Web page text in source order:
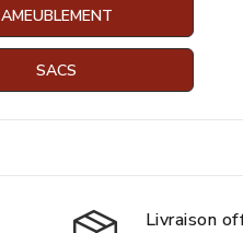
AMEUBLEMENT
SACS
Livraison